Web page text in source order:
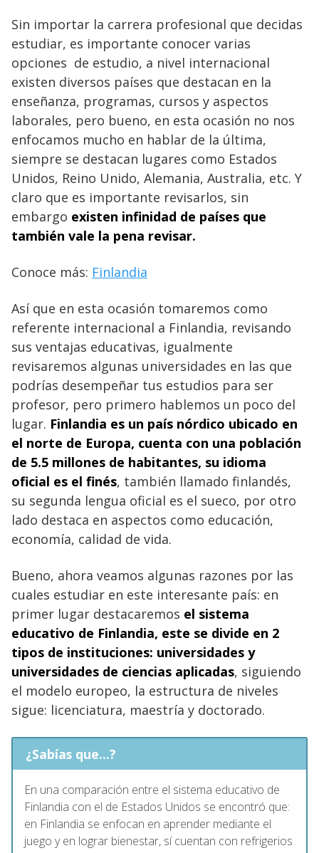
Sin importar la carrera profesional que decidas
estudiar, es importante conocer varias
opciones de estudio, a nivel internacional
existen diversos países que destacan en la
enseñanza, programas, cursos y aspectos
laborales, pero bueno, en esta ocasión no nos
enfocamos mucho en hablar de la última,
siempre se destacan lugares como Estados
Unidos, Reino Unido, Alemania, Australia, etc. Y
claro que es importante revisarlos, sin
embargo existen infinidad de países que
también vale la pena revisar.
Conoce más: Finlandia
Así que en esta ocasión tomaremos como
referente internacional a Finlandia, revisando
sus ventajas educativas, igualmente
revisaremos algunas universidades en las que
podrías desempeñar tus estudios para ser
profesor, pero primero hablemos un poco del
lugar. Finlandia es un país nórdico ubicado en
el norte de Europa, cuenta con una población
de 5.5 millones de habitantes, su idioma
oficial es el finés, también llamado finlandés,
su segunda lengua oficial es el sueco, por otro
lado destaca en aspectos como educación,
economía, calidad de vida.
Bueno, ahora veamos algunas razones por las
cuales estudiar en este interesante país: en
primer lugar destacaremos el sistema
educativo de Finlandia, este se divide en 2
tipos de instituciones: universidades y
universidades de ciencias aplicadas, siguiendo
el modelo europeo, la estructura de niveles
sigue: licenciatura, maestría y doctorado.
¿Sabías que...?
En una comparación entre el sistema educativo de
Finlandia con el de Estados Unidos se encontró que:
en Finlandia se enfocan en aprender mediante el
juego y en lograr bienestar, sí cuentan con refrigerios